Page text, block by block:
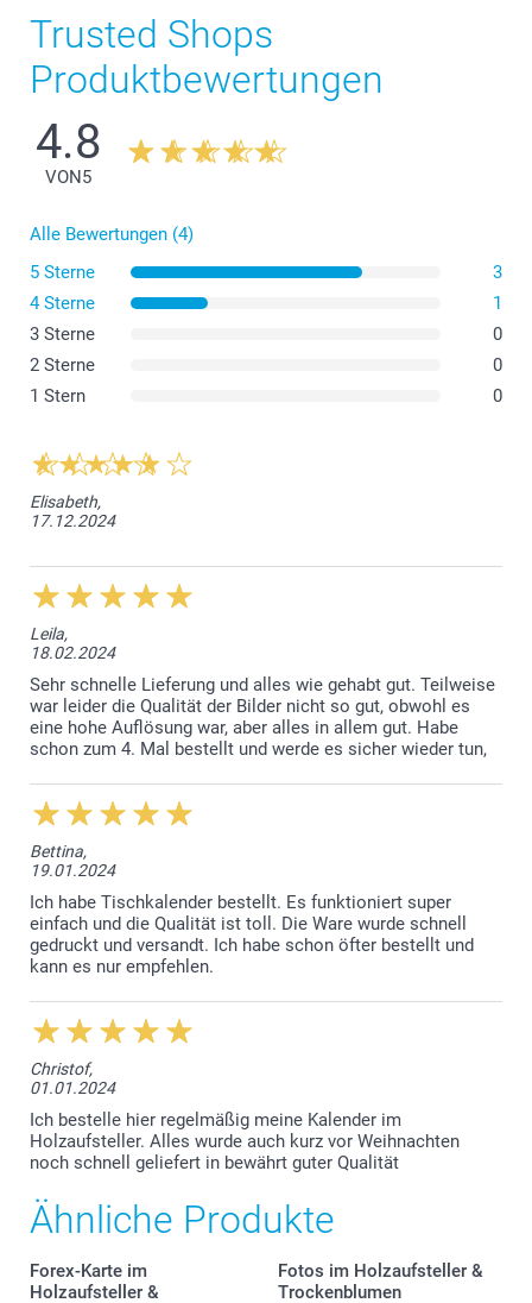
Trusted Shops
Produktbewertungen
4.8
VON5
Alle Bewertungen (4)
5 Sterne
3
4 Sterne
1
3 Sterne
0
2 Sterne
0
1 Stern
0
Elisabeth,
17.12.2024
Leila,
18.02.2024
Sehr schnelle Lieferung und alles wie gehabt gut. Teilweise
war leider die Qualität der Bilder nicht so gut, obwohl es
eine hohe Auflösung war, aber alles in allem gut. Habe
schon zum 4. Mal bestellt und werde es sicher wieder tun,
Bettina,
19.01.2024
Ich habe Tischkalender bestellt. Es funktioniert super
einfach und die Qualität ist toll. Die Ware wurde schnell
gedruckt und versandt. Ich habe schon öfter bestellt und
kann es nur empfehlen.
Christof,
01.01.2024
Ich bestelle hier regelmäßig meine Kalender im
Holzaufsteller. Alles wurde auch kurz vor Weihnachten
noch schnell geliefert in bewährt guter Qualität
Ähnliche Produkte
Forex-Karte im
Holzaufsteller &
Fotos im Holzaufsteller &
Trockenblumen